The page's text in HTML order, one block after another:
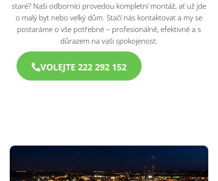
staré? Naši odborníci provedou kompletní montáž, ať už jde
o malý byt nebo velký dům. Stačí nás kontaktovat a my se
postaráme o vše potřebné – profesionálně, efektivně a s
důrazem na vaši spokojenost.
VOLEJTE 222 292 152